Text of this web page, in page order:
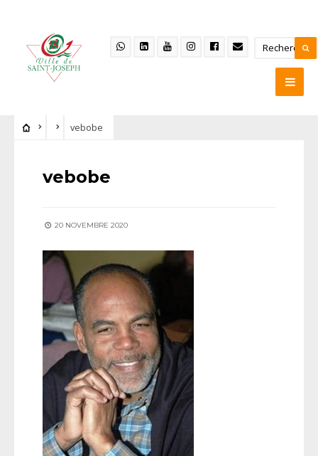
vebobe
vebobe
20 NOVEMBRE 2020